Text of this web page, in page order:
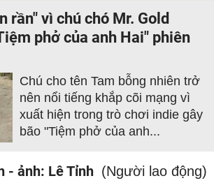
rần" vì chú chó Mr. Gold
phở của anh Hai" phiên
Chú cho tên Tam bỗng nhiên trở
nên nổi tiếng khắp cõi mạng vì
xuất hiện trong trò chơi indie gây
bão "Tiệm phở của anh...
- ảnh: Lê Tỉnh (Người lao động)